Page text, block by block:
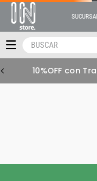
BUSCAR
10%OFF con